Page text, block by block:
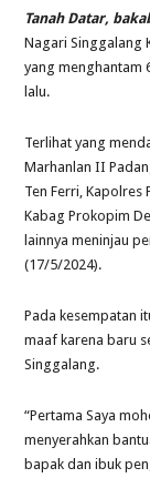
Tanah Datar,
Nagari Singgalang
yang menghantam
lalu.
Terlihat yang
Marhanlan II
Ten Ferri, Kapolres
Kabag Prokopim
lainnya meninjau
(17/5/2024).
Pada kesempatan
maaf karena baru
Singgalang.
“Pertama Saya
menyerahkan
bapak dan ibuk